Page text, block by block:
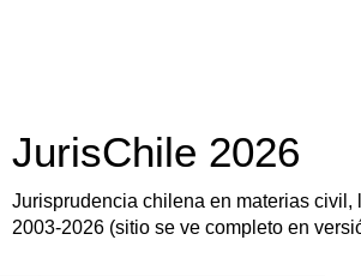
JurisChile 2026
Jurisprudencia chilena en materias civil,
2003-2026 (sitio se ve completo en